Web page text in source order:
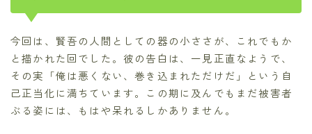
今回は、賢吾の人間としての器の小ささが、これでもか
と描かれた回でした。彼の告白は、一見正直なようで、
その実「俺は悪くない、巻き込まれただけだ」という自
己正当化に満ちています。この期に及んでもまだ被害者
ぶる姿には、もはや呆れるしかありません。